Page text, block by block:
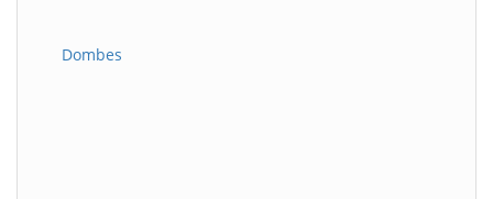
Dombes